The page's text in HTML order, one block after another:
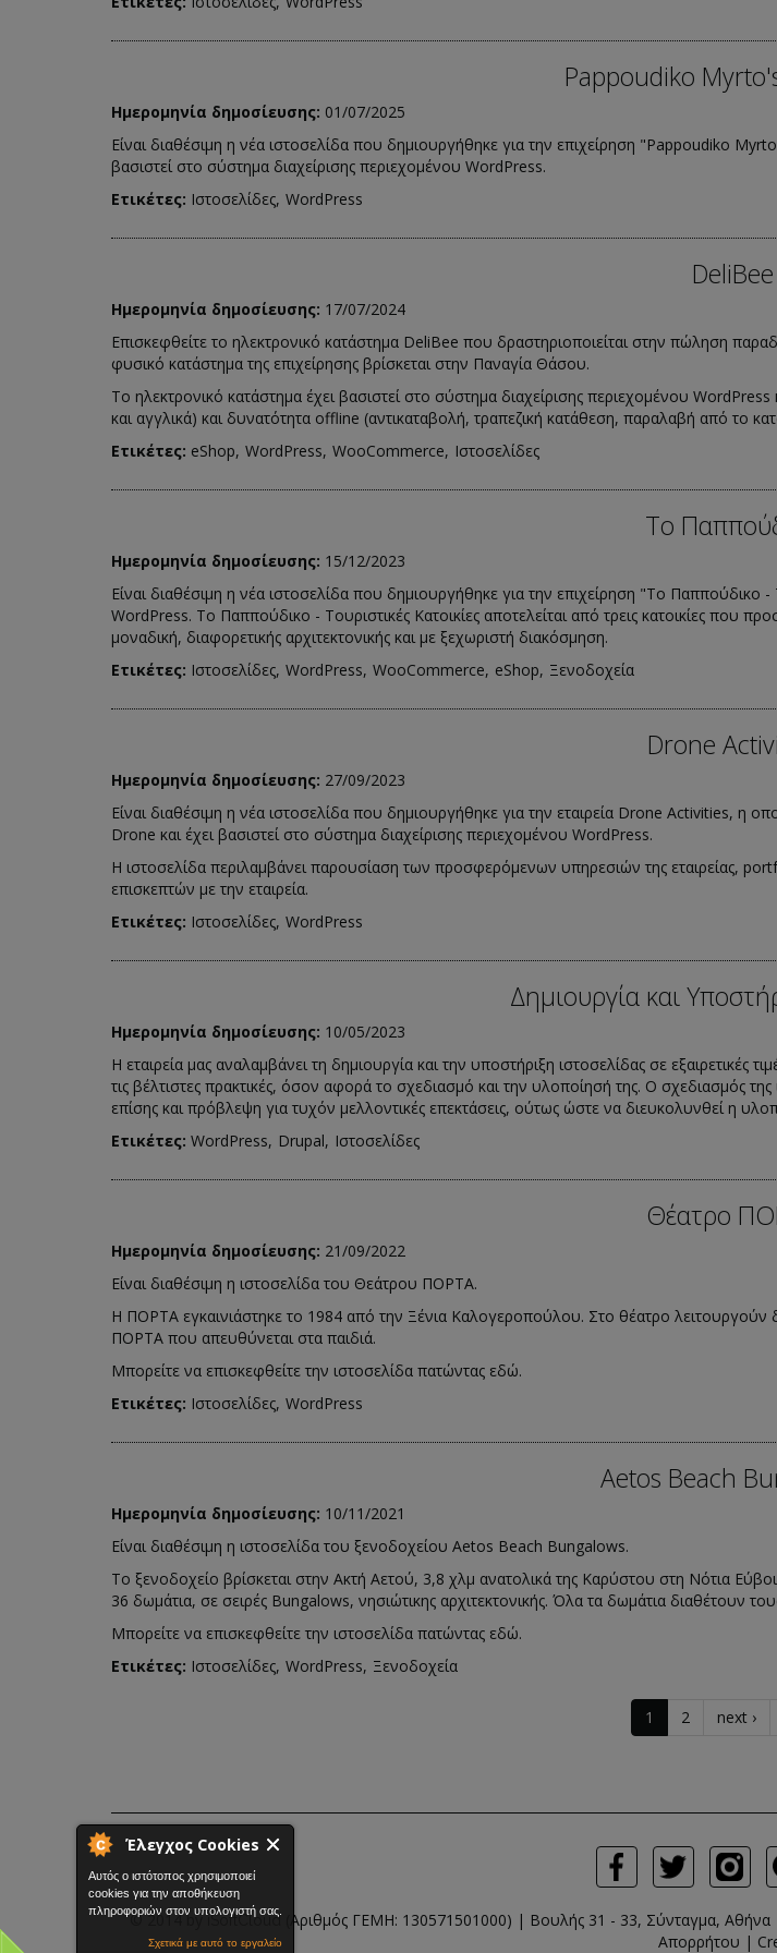
Έλεγχος Cookies
Αυτός ο ιστότοπος χρησιμοποιεί
cookies για την αποθήκευση
πληροφοριών στον υπολογιστή σας.
Σχετικά με αυτό το εργαλείο
Pappoudiko
Ημερομηνία δημοσίευσης: 01/07/2025
Είναι διαθέσιμη η νέα ιστοσελίδα που δημιουργήθηκε για την επιχείρηση "Pappoudiko
βασιστεί στο σύστημα διαχείρισης περιεχομένου WordPress.
Ετικέτες: Ιστοσελίδες WordPress
DeliBee
Ημερομηνία δημοσίευσης: 17/07/2024
Επισκεφθείτε το ηλεκτρονικό κατάστημα DeliBee που δραστηριοποιείται στην πώληση
φυσικό κατάστημα της επιχείρησης βρίσκεται στην Παναγία Θάσου.
Το ηλεκτρονικό κατάστημα έχει βασιστεί στο σύστημα διαχείρισης περιεχομένου
και αγγλικά) και δυνατότητα offline (αντικαταβολή, τραπεζική κατάθεση, παραλαβή από το
Ετικέτες: eShop WordPress WooCommerce Ιστοσελίδες
Το
Ημερομηνία δημοσίευσης: 15/12/2023
Είναι διαθέσιμη η νέα ιστοσελίδα που δημιουργήθηκε για την επιχείρηση "Το Παππούδικο -
WordPress. Το Παππούδικο - Τουριστικές Κατοικίες αποτελείται από τρεις κατοικίες που
μοναδική, διαφορετικής αρχιτεκτονικής και με ξεχωριστή διακόσμηση.
Ετικέτες: Ιστοσελίδες WordPress WooCommerce eShop Ξενοδοχεία
Drone
Ημερομηνία δημοσίευσης: 27/09/2023
Είναι διαθέσιμη η νέα ιστοσελίδα που δημιουργήθηκε για την εταιρεία Drone Activities, η
Drone και έχει βασιστεί στο σύστημα διαχείρισης περιεχομένου WordPress.
Η ιστοσελίδα περιλαμβάνει παρουσίαση των προσφερόμενων υπηρεσιών της εταιρείας,
επισκεπτών με την εταιρεία.
Ετικέτες: Ιστοσελίδες WordPress
Δημιουργία και
Ημερομηνία δημοσίευσης: 10/05/2023
Η εταιρεία μας αναλαμβάνει τη δημιουργία και την υποστήριξη ιστοσελίδας σε εξαιρετικές
τις βέλτιστες πρακτικές, όσον αφορά το σχεδιασμό και την υλοποίησή της. Ο σχεδιασμός
επίσης και πρόβλεψη για τυχόν μελλοντικές επεκτάσεις, ούτως ώστε να διευκολυνθεί η
Ετικέτες: WordPress Drupal Ιστοσελίδες
Θέατρο
Ημερομηνία δημοσίευσης: 21/09/2022
Είναι διαθέσιμη η ιστοσελίδα του Θεάτρου ΠΟΡΤΑ.
Η ΠΟΡΤΑ εγκαινιάστηκε το 1984 από την Ξένια Καλογεροπούλου. Στο θέατρο λειτουργούν
ΠOPTA που απευθύνεται στα παιδιά.
Μπορείτε να επισκεφθείτε την ιστοσελίδα πατώντας εδώ.
Ετικέτες: Ιστοσελίδες WordPress
Aetos Beach
Ημερομηνία δημοσίευσης: 10/11/2021
Είναι διαθέσιμη η ιστοσελίδα του ξενοδοχείου Aetos Beach Bungalows.
Το ξενοδοχείο βρίσκεται στην Ακτή Αετού, 3,8 χλμ ανατολικά της Καρύστου στη Νότια
36 δωμάτια, σε σειρές Bungalows, νησιώτικης αρχιτεκτονικής. Όλα τα δωμάτια διαθέτουν
Μπορείτε να επισκεφθείτε την ιστοσελίδα πατώντας εδώ.
Ετικέτες: Ιστοσελίδες WordPress Ξενοδοχεία
1 2 next ›
© 2014 byiSoftCloud(Αριθμός ΓΕΜΗ: 130571501000) | Βουλής 31 - 33, Σύνταγμα, Αθήνα
Απορρήτου |